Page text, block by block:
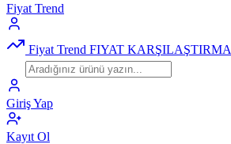
Fiyat Trend
Fiyat Trend FIYAT KARŞILAŞTIRMA
Giriş Yap
Kayıt Ol